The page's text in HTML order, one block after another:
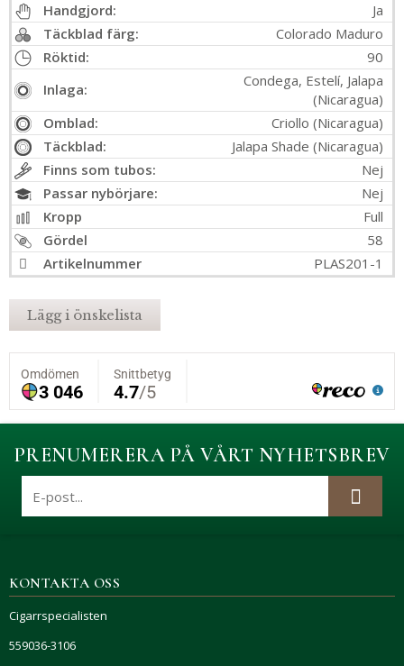
Handgjord:
Ja
Täckblad färg:
Colorado Maduro
Röktid:
90
Inlaga:
Condega, Estelí, Jalapa
(Nicaragua)
Omblad:
Criollo (Nicaragua)
Täckblad:
Jalapa Shade (Nicaragua)
Finns som tubos:
Nej
Passar nybörjare:
Nej
Kropp
Full
Gördel
58
Artikelnummer
PLAS201-1
Lägg i önskelista
PRENUMERERA PÅ VÅRT NYHETSBREV
KONTAKTA OSS
Cigarrspecialisten
559036-3106